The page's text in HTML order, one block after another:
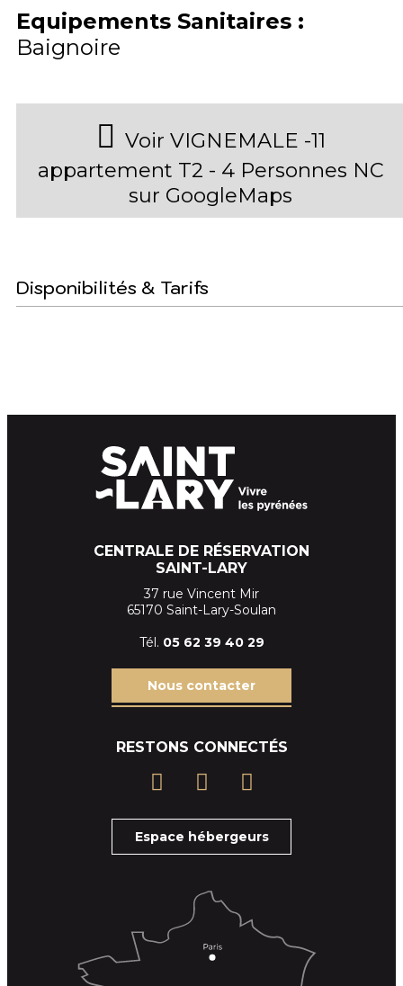
Equipements Sanitaires :
Baignoire
Voir VIGNEMALE -11
appartement T2 - 4 Personnes NC
sur GoogleMaps
Disponibilités & Tarifs
CENTRALE DE RÉSERVATION
SAINT-LARY
37 rue Vincent Mir
65170 Saint-Lary-Soulan
Tél. 05 62 39 40 29
Nous contacter
RESTONS CONNECTÉS
Espace hébergeurs